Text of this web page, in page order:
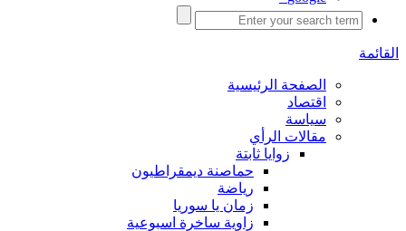
القائمة
الصفحة الرئيسية
اقتصاد
سياسة
مقالات الرأي
زوايا ثابتة
حماصنة ديمقراطيون
رياضة
زمان يا سوريا
زاوية ساخرة اسبوعية